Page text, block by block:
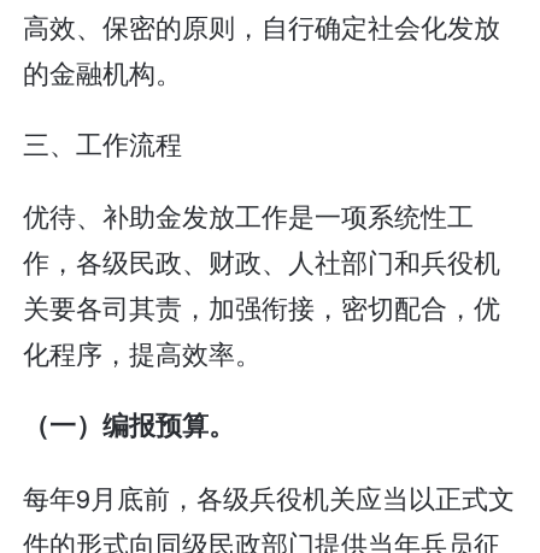
高效、保密的原则，自行确定社会化发放
的金融机构。
三、工作流程
优待、补助金发放工作是一项系统性工
作，各级民政、财政、人社部门和兵役机
关要各司其责，加强衔接，密切配合，优
化程序，提高效率。
（一）编报预算。
每年9月底前，各级兵役机关应当以正式文
件的形式向同级民政部门提供当年兵员征